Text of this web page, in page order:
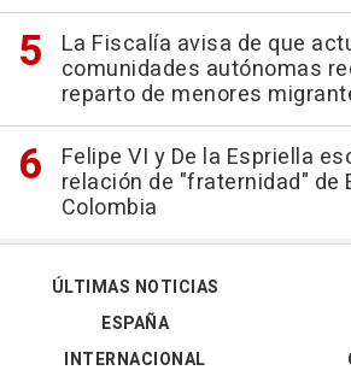
La Fiscalía avisa de que
comunidades autónomas
reparto de menores
Felipe VI y De la Espriella
relación de "fraternidad" de
Colombia
ÚLTIMAS NOTICIAS
ESPAÑA
INTERNACIONAL